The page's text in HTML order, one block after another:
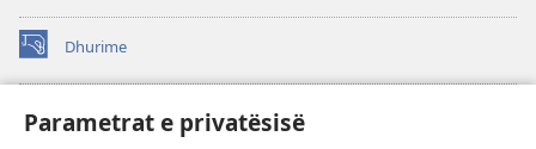
Parametrat e privatësisë
Dhurime
(hap
dritare
re)
BIBLIOTEKA ONLINE Watchtower
(hap